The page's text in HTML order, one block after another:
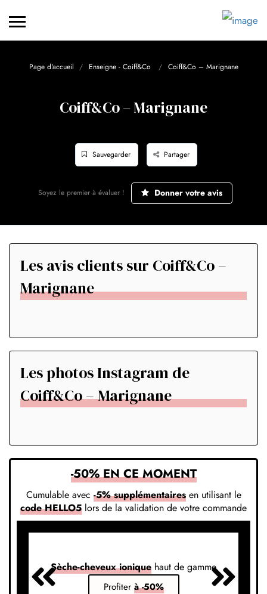
Page d'accueil Enseigne - Coiff&Co Coiff&Co – Marignane
Coiff&Co – Marignane
Sauvegarder Partager
Soyez le premier à évaluer ! Donner votre avis
Les avis clients sur Coiff&Co –
Marignane
Les photos Instagram de
Coiff&Co – Marignane
-50% EN CE MOMENT
Cumulable avec -5% supplémentairesen utilisant le
code HELLO5 lors de la validation de votre commande
Sèche-cheveux ionique haut de gamme
Profiter à -50%